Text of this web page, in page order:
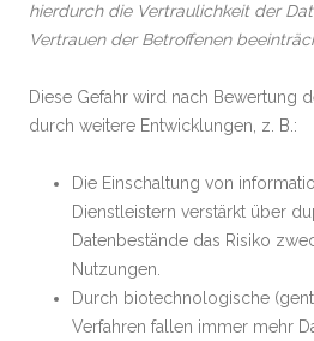
hierdurch die Vertraulichkeit der
Vertrauen der Betroffenen
Diese Gefahr wird nach Bewertung
durch weitere Entwicklungen, z. B.:
Die Einschaltung von
Dienstleistern verstärkt über
Datenbestände das Risiko
Nutzungen.
Durch biotechnologische
Verfahren fallen immer mehr